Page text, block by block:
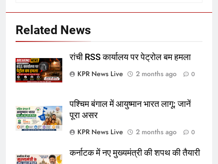
Related News
रांची RSS कार्यालय पर पेट्रोल बम हमला
KPR News Live
2 months ago 0
पश्चिम बंगाल में आयुष्मान भारत लागू: जानें
पूरा असर
KPR News Live
2 months ago 0
कर्नाटक में नए मुख्यमंत्री की शपथ की तैयारी